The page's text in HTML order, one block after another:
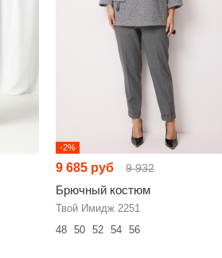
-2%
9 685 руб 9 932
Брючный костюм
Твой Имидж 2251
48
50 52 54 56